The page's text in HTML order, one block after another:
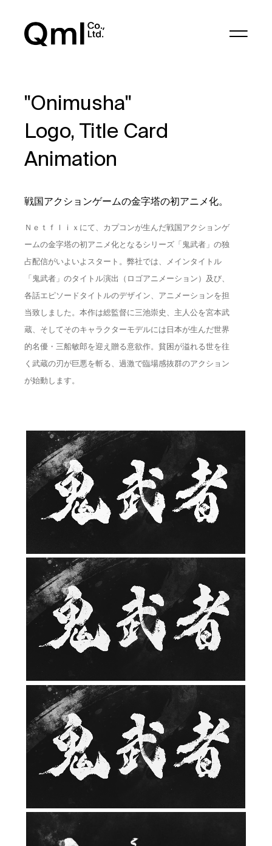
"Onimusha"
Logo, Title Card
Animation
戦国アクションゲームの金字塔の初アニメ化。
Ｎｅｔｆｌｉｘにて、カプコンが生んだ戦国アクションゲ
ームの金字塔の初アニメ化となるシリーズ「鬼武者」の独
占配信がいよいよスタート。弊社では、メインタイトル
「鬼武者」のタイトル演出（ロゴアニメーション）及び、
各話エピソードタイトルのデザイン、アニメーションを担
当致しました。本作は総監督に三池崇史、主人公を宮本武
蔵、そしてそのキャラクターモデルには日本が生んだ世界
的名優・三船敏郎を迎え贈る意欲作。貧困が溢れる世を往
く武蔵の刃が巨悪を斬る、過激で臨場感抜群のアクション
が始動します。